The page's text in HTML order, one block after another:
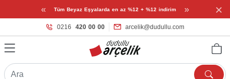
« Tüm Beyaz Eşyalarda en az %12 + %12 indirim » ×
0216 420 00 00 arcelik@dudullu.com